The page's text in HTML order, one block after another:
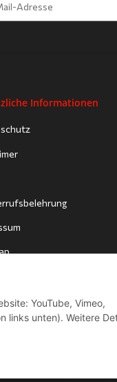
YouTube, Vimeo,
links unten). Weitere
Informationen